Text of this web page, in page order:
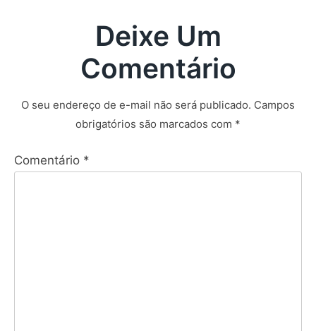
Deixe Um
Comentário
O seu endereço de e-mail não será publicado. Campos
obrigatórios são marcados com *
Comentário *